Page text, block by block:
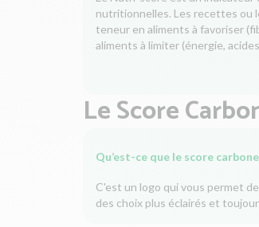
nutritionnelles. Les recettes ou
teneur en aliments à favoriser
aliments à limiter (énergie,
Le Score
Qu’est-ce que le score carbone
C'est un logo qui vous permet
des choix plus éclairés et